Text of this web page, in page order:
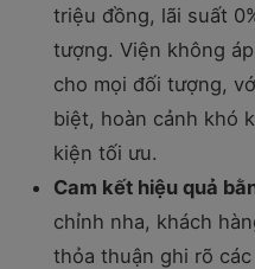
triệu đồng, lãi suất
tượng. Viện không
cho mọi đối tượng,
biệt, hoàn cảnh khó
kiện tối ưu.
Cam kết hiệu quả
chỉnh nha, khách
thỏa thuận ghi rõ